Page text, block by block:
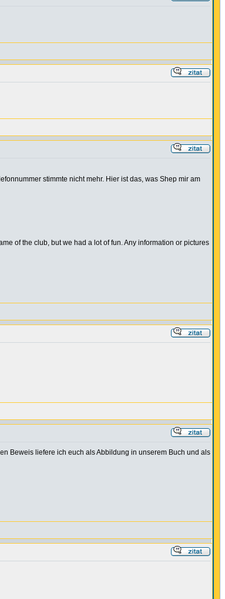
stimmte nicht mehr. Hier ist das, was Shep mir am
of the club, but we had a lot of fun. Any information or pictures
Beweis liefere ich euch als Abbildung in unserem Buch und als